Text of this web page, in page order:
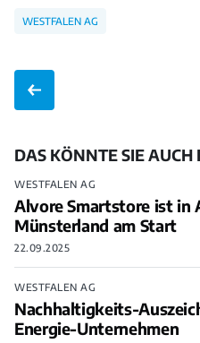
WESTFALEN AG
DAS KÖNNTE SIE AUCH
WESTFALEN AG
Alvore Smartstore ist in
Münsterland am Start
22.09.2025
WESTFALEN AG
Nachhaltigkeits-
Energie-Unternehmen